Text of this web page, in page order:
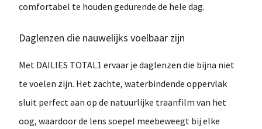
comfortabel te houden gedurende de hele dag.
Daglenzen die nauwelijks voelbaar zijn
Met DAILIES TOTAL1 ervaar je daglenzen die bijna niet
te voelen zijn. Het zachte, waterbindende oppervlak
sluit perfect aan op de natuurlijke traanfilm van het
oog, waardoor de lens soepel meebeweegt bij elke